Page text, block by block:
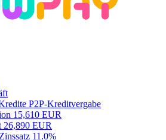
P2P-Kreditvergabe
15,610 EUR
26,890 EUR
11.0%